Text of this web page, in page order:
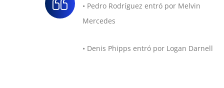
• Pedro Rodríguez entró por Melvin
Mercedes
• Denis Phipps entró por Logan Darnell